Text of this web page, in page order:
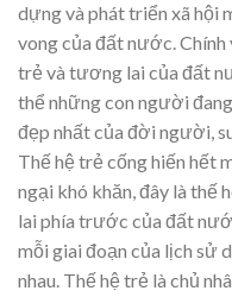
dựng và phát triển xã hội
vong của đất nước.
trẻ và tương lai của đất
thể những con người
đẹp nhất của đời người,
Thế hệ trẻ cống hiến hết
ngại khó khăn, đây là thế
lai phía trước của đất
mỗi giai đoạn của lịch sử
nhau. Thế hệ trẻ là chủ